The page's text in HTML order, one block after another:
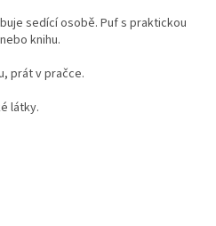
sedící osobě. Puf s praktickou
knihu.
prát v pračce.
látky.